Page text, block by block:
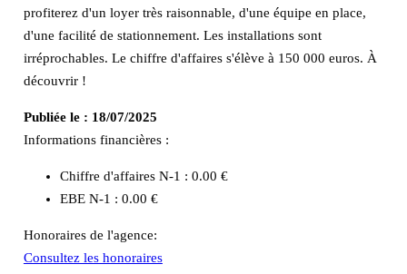
profiterez d'un loyer très raisonnable, d'une équipe en place,
d'une facilité de stationnement. Les installations sont
irréprochables. Le chiffre d'affaires s'élève à 150 000 euros. À
découvrir !
Publiée le : 18/07/2025
Informations financières :
Chiffre d'affaires N-1 : 0.00 €
EBE N-1 : 0.00 €
Honoraires de l'agence:
Consultez les honoraires